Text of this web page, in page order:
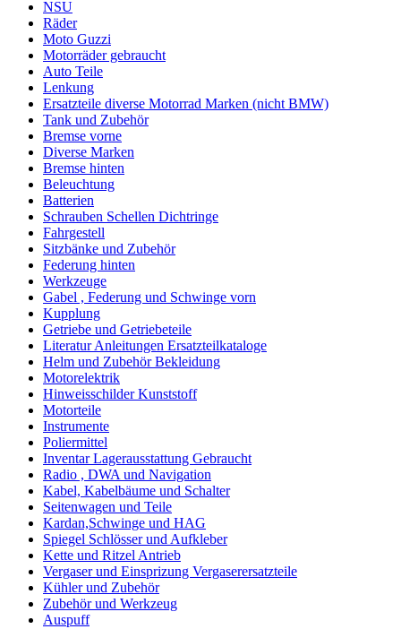
NSU
Räder
Moto Guzzi
Motorräder gebraucht
Auto Teile
Lenkung
Ersatzteile diverse Motorrad Marken (nicht BMW)
Tank und Zubehör
Bremse vorne
Diverse Marken
Bremse hinten
Beleuchtung
Batterien
Schrauben Schellen Dichtringe
Fahrgestell
Sitzbänke und Zubehör
Federung hinten
Werkzeuge
Gabel , Federung und Schwinge vorn
Kupplung
Getriebe und Getriebeteile
Literatur Anleitungen Ersatzteilkataloge
Helm und Zubehör Bekleidung
Motorelektrik
Hinweisschilder Kunststoff
Motorteile
Instrumente
Poliermittel
Inventar Lagerausstattung Gebraucht
Radio , DWA und Navigation
Kabel, Kabelbäume und Schalter
Seitenwagen und Teile
Kardan,Schwinge und HAG
Spiegel Schlösser und Aufkleber
Kette und Ritzel Antrieb
Vergaser und Einsprizung Vergaserersatzteile
Kühler und Zubehör
Zubehör und Werkzeug
Auspuff